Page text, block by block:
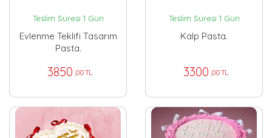
Teslim Süresi 1 Gün
Evlenme Teklifi Tasarım
Pasta.
3850 ,00 TL
Teslim Süresi 1 Gün
Kalp Pasta.
3300 ,00 TL